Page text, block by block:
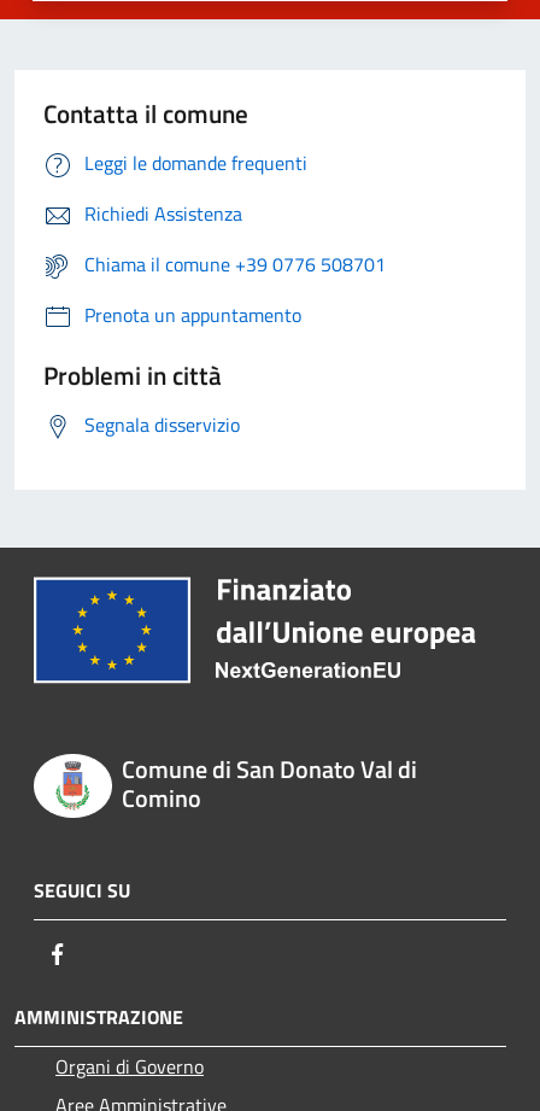
Contatta il comune
Leggi le domande frequenti
Richiedi Assistenza
Chiama il comune +39 0776 508701
Prenota un appuntamento
Problemi in città
Segnala disservizio
Comune di San Donato Val di
Comino
SEGUICI SU
AMMINISTRAZIONE
Organi di Governo
Aree Amministrative